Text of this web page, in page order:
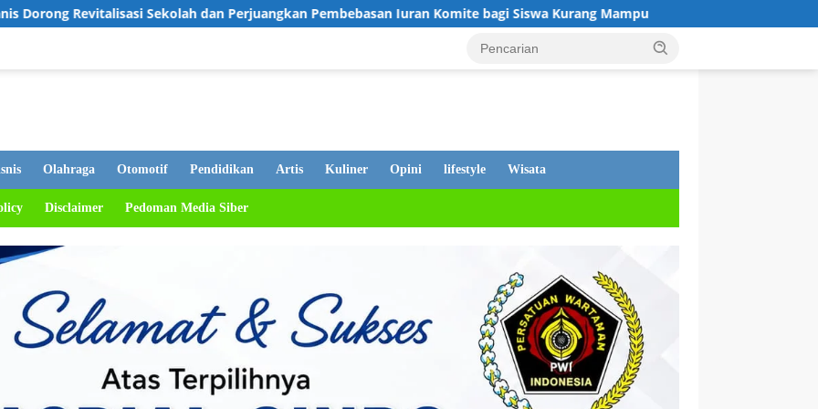
dan Perjuangkan Pembebasan Iuran Komite bagi Siswa Kurang Mampu Tanggapan Dewan Andi Putra, Tentang
Olahraga Otomotif Pendidikan Artis Kuliner Opini lifestyle Wisata
Disclaimer Pedoman Media Siber